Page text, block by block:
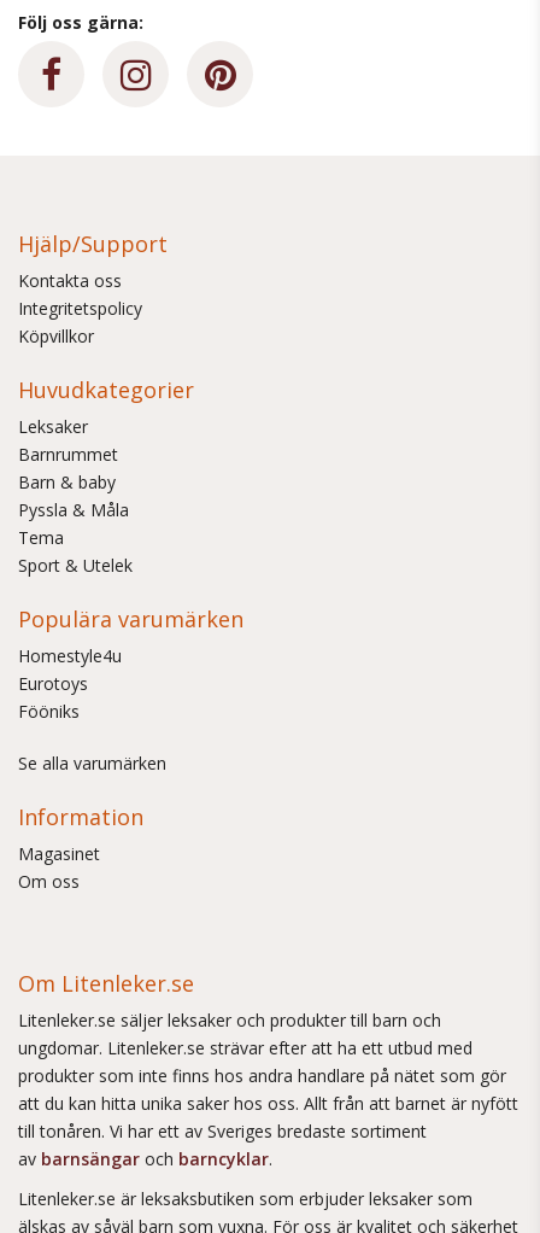
Följ oss gärna:
Hjälp/Support
Kontakta oss
Integritetspolicy
Köpvillkor
Huvudkategorier
Leksaker
Barnrummet
Barn & baby
Pyssla & Måla
Tema
Sport & Utelek
Populära varumärken
Homestyle4u
Eurotoys
Fööniks
Se alla varumärken
Information
Magasinet
Om oss
Om Litenleker.se
Litenleker.se säljer leksaker och produkter till barn och
ungdomar. Litenleker.se strävar efter att ha ett utbud med
produkter som inte finns hos andra handlare på nätet som gör
att du kan hitta unika saker hos oss. Allt från att barnet är nyfött
till tonåren. Vi har ett av Sveriges bredaste sortiment
av barnsängar och barncyklar.
Litenleker.se är leksaksbutiken som erbjuder leksaker som
älskas av såväl barn som vuxna. För oss är kvalitet och säkerhet